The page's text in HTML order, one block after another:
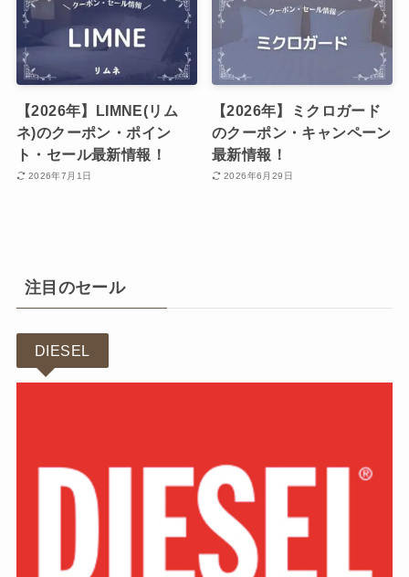
【2026年】LIMNE(リム
ネ)のクーポン・ポイン
ト・セール最新情報！
2026年7月1日
【2026年】ミクロガード
のクーポン・キャンペーン
最新情報！
2026年6月29日
注目のセール
DIESEL